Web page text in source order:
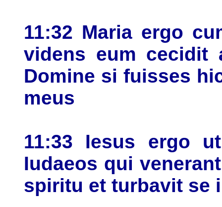
11:32 Maria ergo
videns eum
Domine si fuisses
meus
11:33 Iesus ergo
Iudaeos qui
spiritu et turbavit se